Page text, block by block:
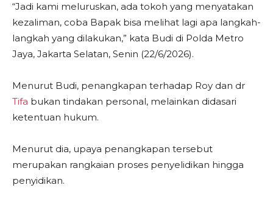
“Jadi kami meluruskan, ada tokoh yang menyatakan
kezaliman, coba Bapak bisa melihat lagi apa langkah-
langkah yang dilakukan,” kata Budi di Polda Metro
Jaya, Jakarta Selatan, Senin (22/6/2026).
Menurut Budi, penangkapan terhadap Roy dan dr
Tifa bukan tindakan personal, melainkan didasari
ketentuan hukum.
Menurut dia, upaya penangkapan tersebut
merupakan rangkaian proses penyelidikan hingga
penyidikan.